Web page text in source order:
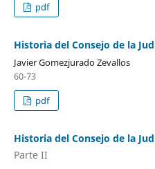
pdf
Historia del Consejo de la
Javier Gomezjurado Zevallos
60-73
pdf
Historia del Consejo de la
Parte II